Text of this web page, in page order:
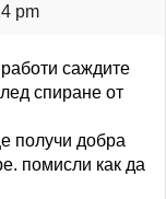
pm
работи саждите
спиране от
получи добра
помисли как да